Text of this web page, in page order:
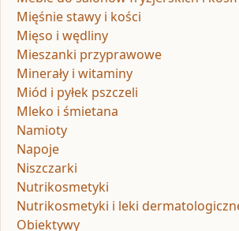
Mięśnie stawy i kości
Mięso i wędliny
Mieszanki przyprawowe
Minerały i witaminy
Miód i pyłek pszczeli
Mleko i śmietana
Namioty
Napoje
Niszczarki
Nutrikosmetyki
Nutrikosmetyki i leki
Obiektywy